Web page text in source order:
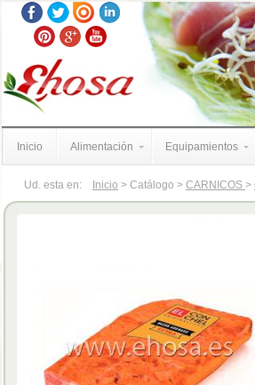
Inicio Alimentación Equipamientos
Ud. esta en: Inicio > Catálogo > CARNICOS >